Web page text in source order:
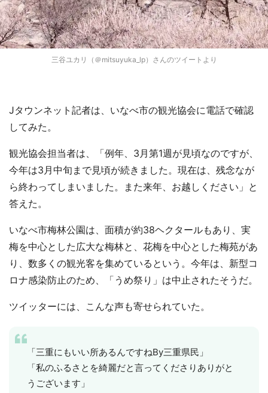
三谷ユカリ（＠mitsuyuka_lp）さんのツイートより
Jタウンネット記者は、いなべ市の観光協会に電話で確認
してみた。
観光協会担当者は、「例年、3月第1週が見頃なのですが、
今年は3月中旬まで見頃が続きました。現在は、残念なが
ら終わってしまいました。また来年、お越しください」と
答えた。
いなべ市梅林公園は、面積が約38ヘクタールもあり、実
梅を中心とした広大な梅林と、花梅を中心とした梅苑があ
り、数多くの観光客を集めているという。今年は、新型コ
ロナ感染防止のため、「うめ祭り」は中止されたそうだ。
ツイッターには、こんな声も寄せられていた。
「三重にもいい所あるんですねBy三重県民」
「私のふるさとを綺麗だと言ってくださりありがと
うございます」